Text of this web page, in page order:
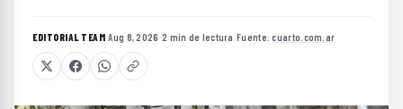
EDITORIAL TEAM·Aug 8, 2026 ·2 min de lectura ·Fuente:cuarto.com.ar